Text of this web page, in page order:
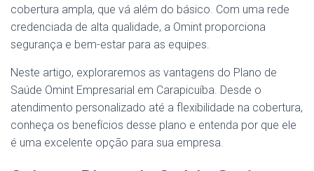
cobertura ampla, que vá além do básico. Com uma rede
credenciada de alta qualidade, a Omint proporciona
segurança e bem-estar para as equipes.
Neste artigo, exploraremos as vantagens do Plano de
Saúde Omint Empresarial em Carapicuíba. Desde o
atendimento personalizado até a flexibilidade na cobertura,
conheça os benefícios desse plano e entenda por que ele
é uma excelente opção para sua empresa.